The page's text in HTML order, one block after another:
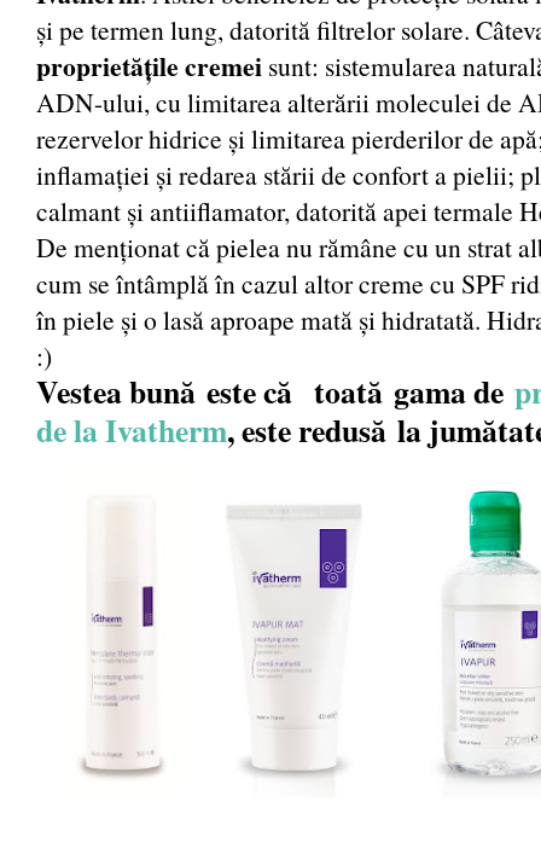
și pe termen lung, datorită filtrelor solare.
proprietățile cremei sunt: sistemularea
ADN-ului, cu limitarea alterării moleculei de
rezervelor hidrice și limitarea pierderilor de
inflamației și redarea stării de confort a pielii;
calmant și antiiflamator, datorită apei termale
De menționat că pielea nu rămâne cu un strat
cum se întâmplă în cazul altor creme cu SPF
în piele și o lasă aproape mată și hidratată.
:)
Vestea bună este că toată gama de
de la Ivatherm, este redusă la